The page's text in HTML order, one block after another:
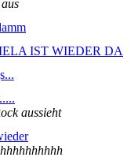
IST WIEDER DA
aussieht